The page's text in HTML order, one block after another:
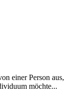
einer Person aus,
möchte...